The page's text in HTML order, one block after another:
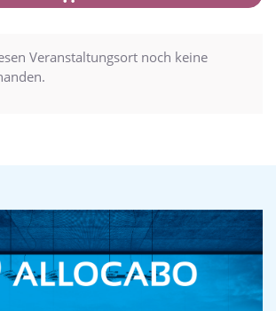
Veranstaltungsort noch keine